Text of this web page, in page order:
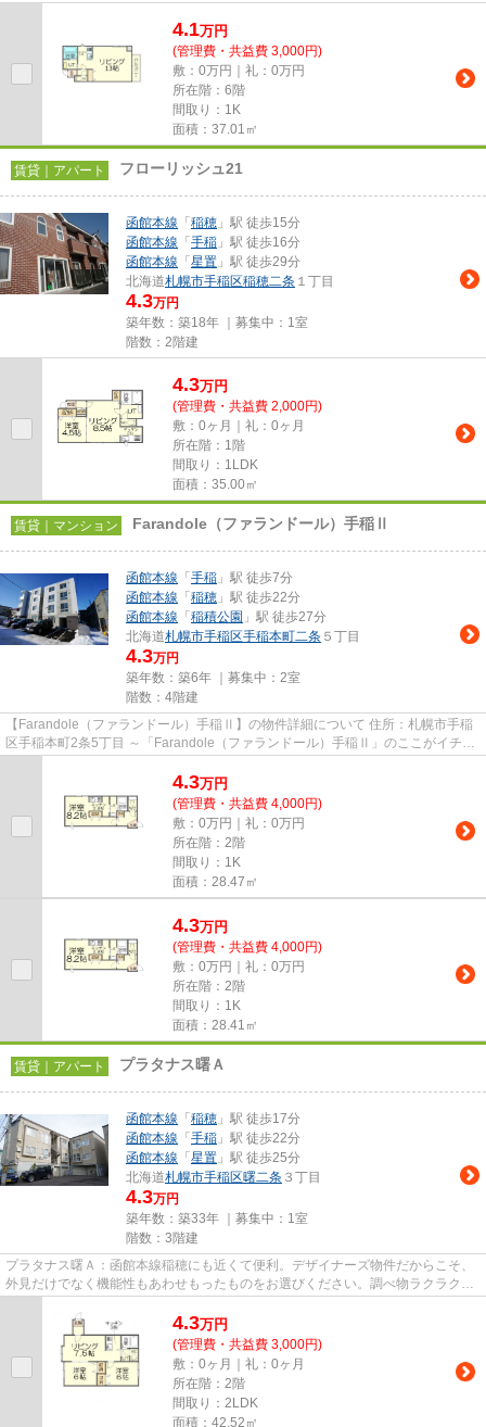
4.1万円
(管理費・共益費 3,000円)
敷：0万円｜礼：0万円
所在階：6階
間取り：1K
面積：37.01㎡
賃貸｜アパート フローリッシュ21
函館本線 「 稲穂 」駅 徒歩15分
函館本線 「 手稲 」駅 徒歩16分
函館本線 「 星置 」駅 徒歩29分
北海道札幌市手稲区稲穂二条 １丁目
4.3万円
築年数：築18年 ｜募集中： 1室
階数：2階建
4.3万円
(管理費・共益費 2,000円)
敷：0ヶ月｜礼：0ヶ月
所在階：1階
間取り：1LDK
面積：35.00㎡
賃貸｜マンション Farandole（ファランドール）手稲Ⅱ
函館本線 「 手稲 」駅 徒歩7分
函館本線 「 稲穂 」駅 徒歩22分
函館本線 「 稲積公園 」駅 徒歩27分
北海道札幌市手稲区手稲本町二条 ５丁目
4.3万円
築年数：築6年 ｜募集中： 2室
階数：4階建
【Farandole（ファランドール）手稲Ⅱ】の物件詳細について 住所：札幌市手稲
区手稲本町2条5丁目 ～「Farandole（ファランドール）手稲Ⅱ」のここがイチオ
4.3万円
(管理費・共益費 4,000円)
敷：0万円｜礼：0万円
所在階：2階
間取り：1K
面積：28.47㎡
4.3万円
(管理費・共益費 4,000円)
敷：0万円｜礼：0万円
所在階：2階
間取り：1K
面積：28.41㎡
賃貸｜アパート プラタナス曙Ａ
函館本線 「 稲穂 」駅 徒歩17分
函館本線 「 手稲 」駅 徒歩22分
函館本線 「 星置 」駅 徒歩25分
北海道札幌市手稲区曙二条 ３丁目
4.3万円
築年数：築33年 ｜募集中： 1室
階数：3階建
プラタナス曙Ａ：函館本線稲穂にも近くて便利。デザイナーズ物件だからこそ、
外見だけでなく機能性もあわせもったものをお選びください。調べ物ラクラク、
4.3万円
(管理費・共益費 3,000円)
敷：0ヶ月｜礼：0ヶ月
所在階：2階
間取り：2LDK
面積：42.52㎡